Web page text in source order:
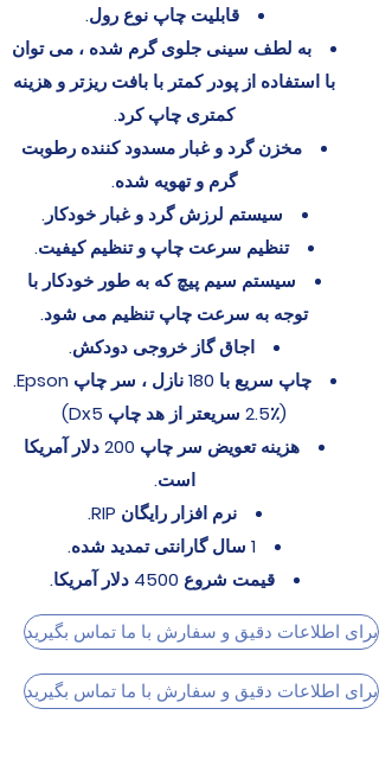
قابلیت چاپ نوع رول.
به لطف سینی جلوی گرم شده ، می توان
با استفاده از پودر کمتر با بافت ریزتر و هزینه
کمتری چاپ کرد.
مخزن گرد و غبار مسدود کننده رطوبت
گرم و تهویه شده.
سیستم لرزش گرد و غبار خودکار.
تنظیم سرعت چاپ و تنظیم کیفیت.
سیستم سیم پیچ که به طور خودکار با
توجه به سرعت چاپ تنظیم می شود.
اجاق گاز خروجی دودکش.
چاپ سریع با 180 نازل ، سر چاپ Epson.
(2.5٪ سریعتر از هد چاپ Dx5)
هزینه تعویض سر چاپ 200 دلار آمریکا
است.
نرم افزار رایگان RIP.
1 سال گارانتی تمدید شده.
قیمت شروع 4500 دلار آمریکا.
برای اطلاعات دقیق و سفارش با ما تماس بگیرید
برای اطلاعات دقیق و سفارش با ما تماس بگیرید